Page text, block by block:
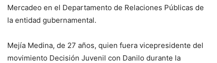
Mercadeo en el Departamento de Relaciones Públicas de
la entidad gubernamental.
Mejía Medina, de 27 años, quien fuera vicepresidente del
movimiento Decisión Juvenil con Danilo durante la